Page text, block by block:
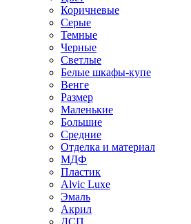
Коричневые
Серые
Темные
Черные
Светлые
Белые шкафы-купе
Венге
Размер
Маленькие
Большие
Средние
Отделка и материал
МДФ
Пластик
Alvic Luxe
Эмаль
Акрил
ДСП